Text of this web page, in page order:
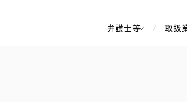
弁護士等 取扱